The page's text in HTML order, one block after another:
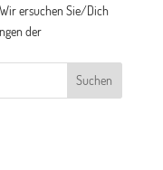
ersuchen Sie/Dich
der